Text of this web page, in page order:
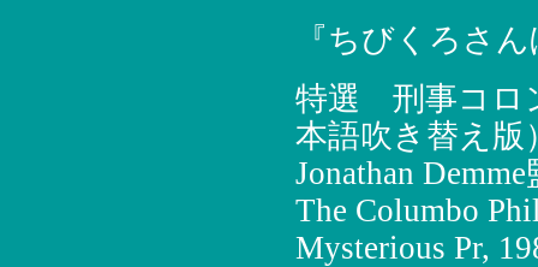
『ちびくろさ
特選 刑事コ
本語吹き替え版
Jonathan
The Columbo
Mysterious Pr,